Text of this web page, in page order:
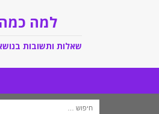
למה
שאלות ותשובות